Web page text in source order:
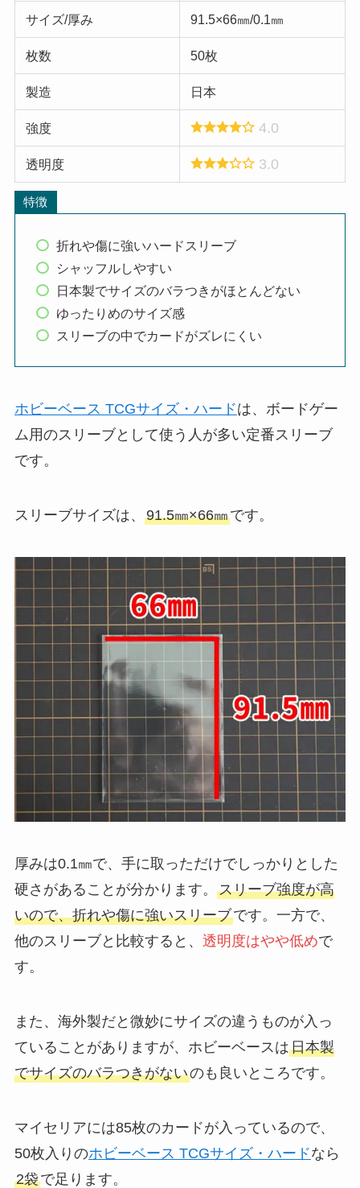
サイズ/厚み 91.5×66㎜/0.1㎜
枚数 50枚
製造 日本
強度 4.0
透明度 3.0
特徴
折れや傷に強いハードスリーブ
シャッフルしやすい
日本製でサイズのバラつきがほとんどない
ゆったりめのサイズ感
スリーブの中でカードがズレにくい
ホビーベース TCGサイズ・ハードは、ボードゲー
ム用のスリーブとして使う人が多い定番スリーブ
です。
スリーブサイズは、 91.5㎜×66㎜です。
厚みは0.1㎜で、手に取っただけでしっかりとした
硬さがあることが分かります。 スリーブ強度が高
いので、折れや傷に強いスリーブです。一方で、
他のスリーブと比較すると、 透明度はやや低めで
す。
また、海外製だと微妙にサイズの違うものが入っ
ていることがありますが、ホビーベースは日本製
でサイズのバラつきがないのも良いところです。
マイセリアには85枚のカードが入っているので、
50枚入りのホビーベース TCGサイズ・ハードなら
2袋で足ります。